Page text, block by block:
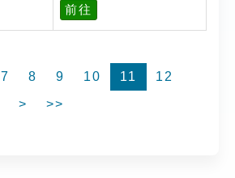
前往
7 8 9 10 11
12
> >>